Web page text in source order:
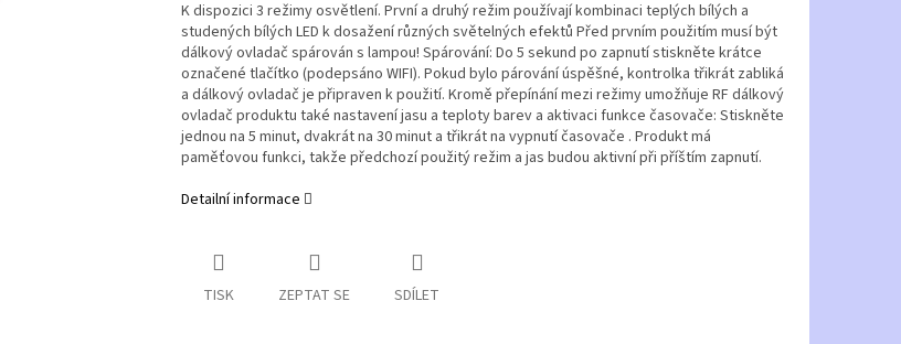
K dispozici 3 režimy osvětlení. První a druhý režim používají kombinaci teplých bílých a
studených bílých LED k dosažení různých světelných efektů Před prvním použitím musí být
dálkový ovladač spárován s lampou! Spárování: Do 5 sekund po zapnutí stiskněte krátce
označené tlačítko (podepsáno WIFI). Pokud bylo párování úspěšné, kontrolka třikrát zabliká
a dálkový ovladač je připraven k použití. Kromě přepínání mezi režimy umožňuje RF dálkový
ovladač produktu také nastavení jasu a teploty barev a aktivaci funkce časovače: Stiskněte
jednou na 5 minut, dvakrát na 30 minut a třikrát na vypnutí časovače . Produkt má
paměťovou funkci, takže předchozí použitý režim a jas budou aktivní při příštím zapnutí.
Detailní informace
TISK ZEPTAT SE SDÍLET